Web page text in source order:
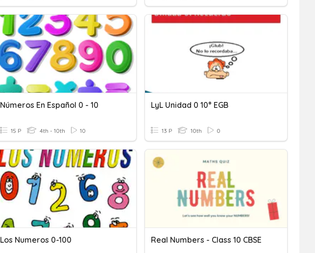
Números En Español 0 - 10
15 P 4th - 10th 10
LyL Unidad 0 10° EGB
13 P 10th 0
Los Numeros 0-100 Real Numbers - Class 10 CBSE